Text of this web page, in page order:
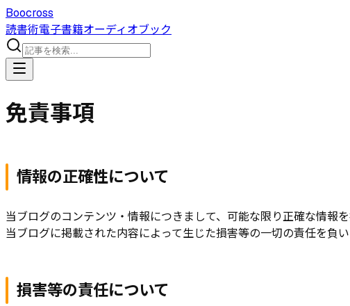
Boocross
読書術電子書籍オーディオブック
免責事項
情報の正確性について
当ブログのコンテンツ・情報につきまして、可能な限り正確な情報
当ブログに掲載された内容によって生じた損害等の一切の責任を負
損害等の責任について